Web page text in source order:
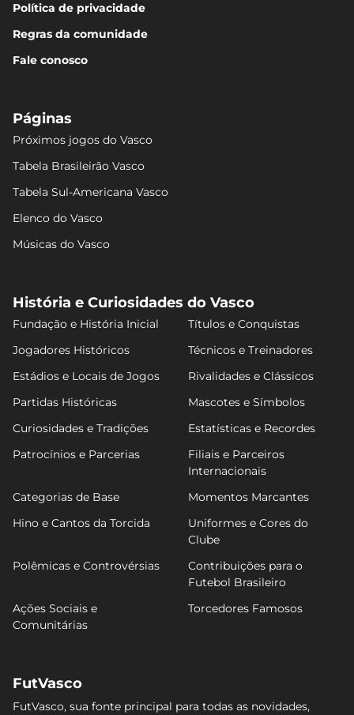
Política de privacidade
Regras da comunidade
Fale conosco
Páginas
Próximos jogos do Vasco
Tabela Brasileirão Vasco
Tabela Sul-Americana Vasco
Elenco do Vasco
Músicas do Vasco
História e Curiosidades do Vasco
Fundação e História Inicial
Títulos e Conquistas
Jogadores Históricos
Técnicos e Treinadores
Estádios e Locais de Jogos
Rivalidades e Clássicos
Partidas Históricas
Mascotes e Símbolos
Curiosidades e Tradições
Estatísticas e Recordes
Patrocínios e Parcerias
Filiais e Parceiros
Internacionais
Categorias de Base
Momentos Marcantes
Hino e Cantos da Torcida
Uniformes e Cores do
Clube
Polêmicas e Controvérsias
Contribuições para o
Futebol Brasileiro
Ações Sociais e
Comunitárias
Torcedores Famosos
FutVasco
FutVasco, sua fonte principal para todas as novidades,